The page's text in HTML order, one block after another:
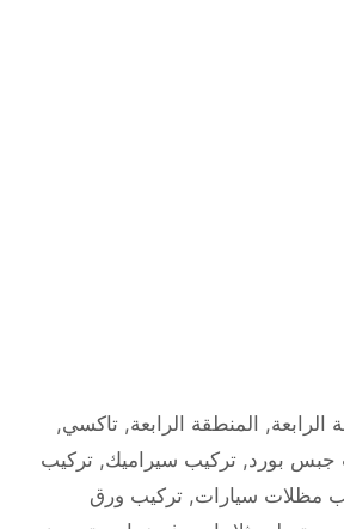
الرابعة, المنطقة الرابعة,تاكسي,
جبس بورد, تركيب سيراميك, تركيب
مظلات سيارات, تركيب ورق